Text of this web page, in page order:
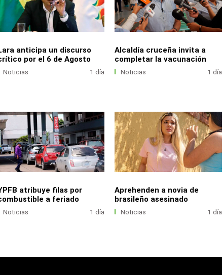
anticipa un discurso
por el 6 de Agosto
Noticias 1 día
Alcaldía cruceña invita a
completar la vacunación
Noticias 1 día
atribuye filas por
a feriado
Noticias 1 día
Aprehenden a novia de
brasileño asesinado
Noticias 1 día